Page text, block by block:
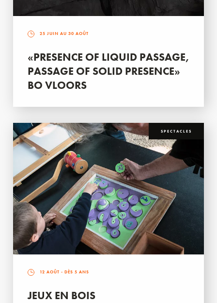
25 JUIN AU 30 AOÛT
«PRESENCE OF LIQUID PASSAGE,
PASSAGE OF SOLID PRESENCE»
BO VLOORS
SPECTACLES
12 AOÛT - DÈS 5 ANS
JEUX EN BOIS